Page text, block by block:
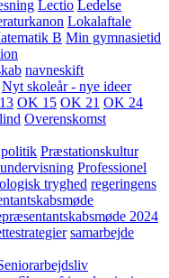
Lectio Ledelse
Lokalaftale
B Min gymnasietid
navneskift
Nyt skoleår - nye ideer
OK 15 OK 21 OK 24
Overenskomst
politik Præstationskultur
Professionel
tryghed regeringens
2024
samarbejde